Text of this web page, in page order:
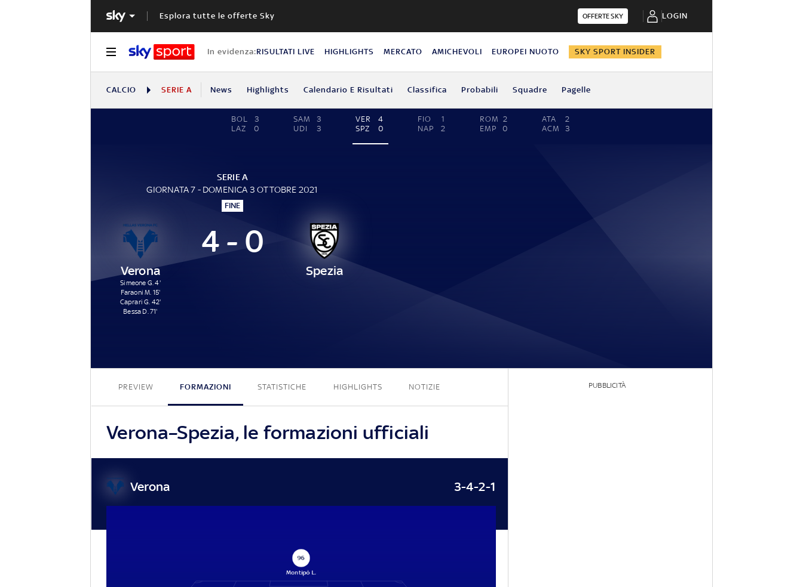
Esplora tutte le offerte Sky OFFERTE SKY LOGIN
In evidenza:RISULTATI LIVE HIGHLIGHTS MERCATO AMICHEVOLI EUROPEI NUOTO SKY SPORT INSIDER
CALCIO SERIE A News Highlights Calendario E Risultati Classifica Probabili Squadre Pagelle
BOL
3
LAZ
0
SAM
3
UDI
3
VER
4
SPZ
0
FIO
1
NAP
2
ROM 2
EMP
0
ATA
2
ACM
3
SERIE A
GIORNATA 7 - DOMENICA 3 OTTOBRE 2021
FINE
Verona
Simeone G. 4'
Faraoni M. 15'
Caprari G. 42'
Bessa D. 71'
4 - 0
Spezia
PREVIEW FORMAZIONI STATISTICHE HIGHLIGHTS NOTIZIE
Verona–Spezia, le formazioni ufficiali
Verona 3-4-2-1
96
Montipò L.
PUBBLICITÀ